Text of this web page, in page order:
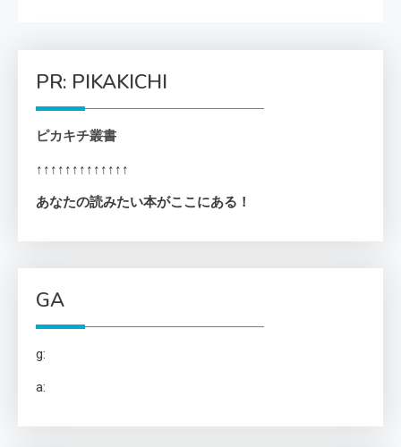
PR: PIKAKICHI
ピカキチ叢書
↑↑↑↑↑↑↑↑↑↑↑↑↑
あなたの読みたい本がここにある！
GA
g:
a: